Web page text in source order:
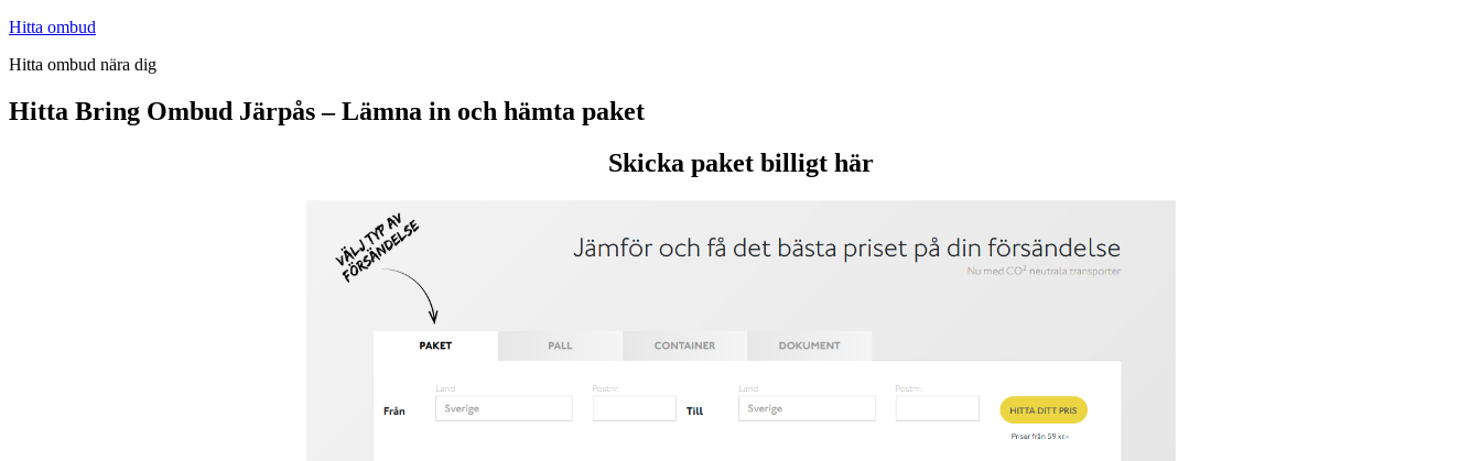
Hoppa
innehåll
Hitta ombud
Hitta ombud nära dig
Hitta Bring Ombud Järpås – Lämna in och hämta paket
Skicka paket billigt här